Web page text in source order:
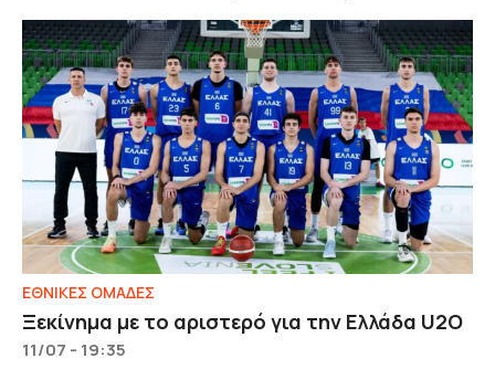
EΘΝΙΚΕΣ OΜΑΔΕΣ
Ξεκίνημα με το αριστερό για την Ελλάδα U2O
11/07 - 19:35